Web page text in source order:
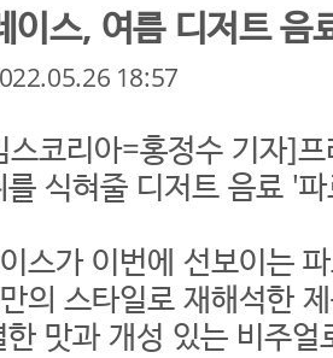
이스, 여름 디저트 음
18:57
스코리아=홍정수 기자]
를 식혀줄 디저트 음료 '
스가 이번에 선보이는
의 스타일로 재해석한
맛과 개성 있는 비주